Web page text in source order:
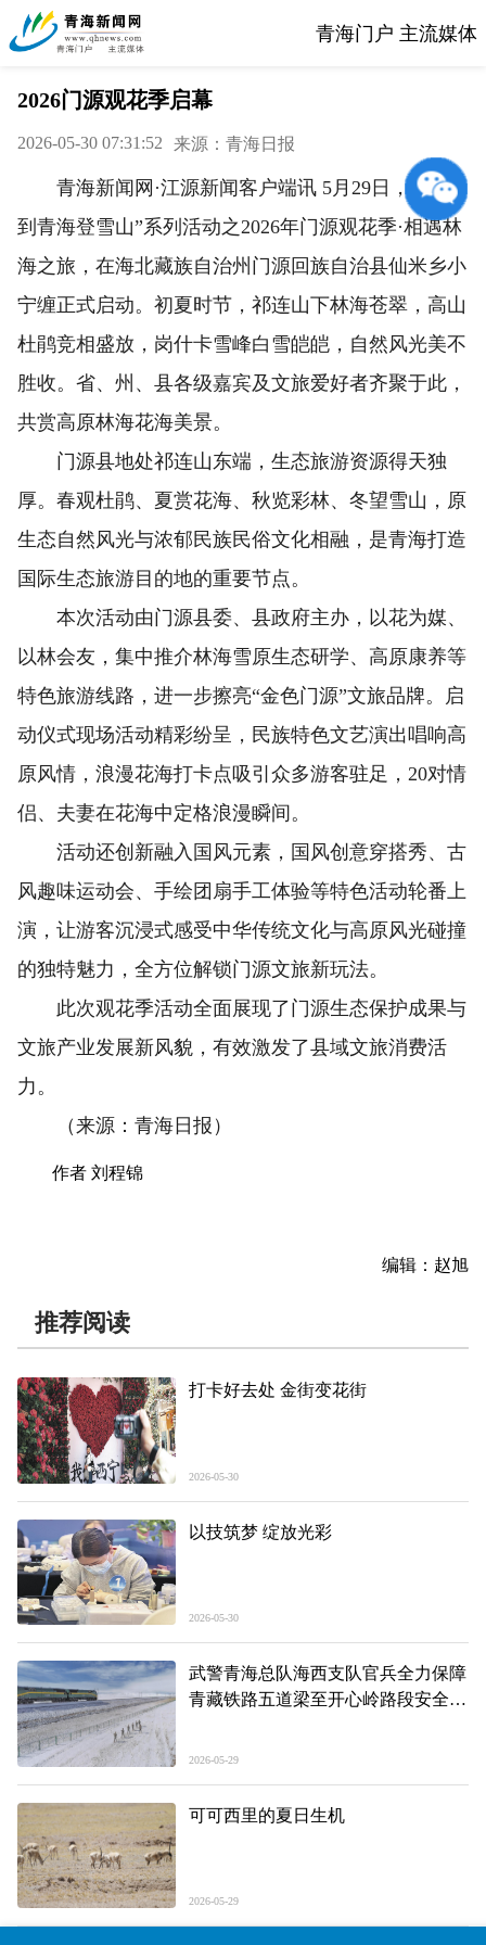
青海门户 主流媒体
2026门源观花季启幕
2026-05-30 07:31:52 来源：青海日报
青海新闻网·江源新闻客户端讯 5月29日，“夏季
到青海登雪山”系列活动之2026年门源观花季·相遇林
海之旅，在海北藏族自治州门源回族自治县仙米乡小
宁缠正式启动。初夏时节，祁连山下林海苍翠，高山
杜鹃竞相盛放，岗什卡雪峰白雪皑皑，自然风光美不
胜收。省、州、县各级嘉宾及文旅爱好者齐聚于此，
共赏高原林海花海美景。
门源县地处祁连山东端，生态旅游资源得天独
厚。春观杜鹃、夏赏花海、秋览彩林、冬望雪山，原
生态自然风光与浓郁民族民俗文化相融，是青海打造
国际生态旅游目的地的重要节点。
本次活动由门源县委、县政府主办，以花为媒、
以林会友，集中推介林海雪原生态研学、高原康养等
特色旅游线路，进一步擦亮“金色门源”文旅品牌。启
动仪式现场活动精彩纷呈，民族特色文艺演出唱响高
原风情，浪漫花海打卡点吸引众多游客驻足，20对情
侣、夫妻在花海中定格浪漫瞬间。
活动还创新融入国风元素，国风创意穿搭秀、古
风趣味运动会、手绘团扇手工体验等特色活动轮番上
演，让游客沉浸式感受中华传统文化与高原风光碰撞
的独特魅力，全方位解锁门源文旅新玩法。
此次观花季活动全面展现了门源生态保护成果与
文旅产业发展新风貌，有效激发了县域文旅消费活
力。
（来源：青海日报）
作者 刘程锦
编辑：赵旭
推荐阅读
打卡好去处 金街变花街
2026-05-30
以技筑梦 绽放光彩
2026-05-30
武警青海总队海西支队官兵全力保障
青藏铁路五道梁至开心岭路段安全畅
2026-05-29
可可西里的夏日生机
2026-05-29